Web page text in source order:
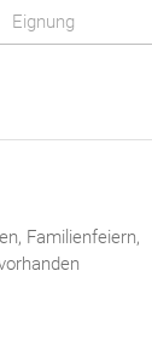
Eignung
Familienfeiern,